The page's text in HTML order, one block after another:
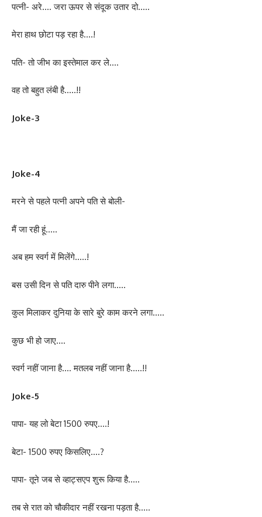
पत्नी- अरे…. जरा ऊपर से संदूक उतार दो…..
मेरा हाथ छोटा पड़ रहा है….!
पति- तो जीभ का इस्तेमाल कर ले….
वह तो बहुत लंबी है…..!!
Joke-3
Joke-4
मरने से पहले पत्नी अपने पति से बोली-
मैं जा रही हूं…..
अब हम स्वर्ग में मिलेंगे…..!
बस उसी दिन से पति दारु पीने लगा…..
कुल मिलाकर दुनिया के सारे बुरे काम करने लगा…..
कुछ भी हो जाए….
स्वर्ग नहीं जाना है…. मतलब नहीं जाना है…..!!
Joke-5
पापा- यह लो बेटा 1500 रुपए….!
बेटा- 1500 रुपए किसलिए….?
पापा- तूने जब से व्हाट्सएप शुरू किया है…..
तब से रात को चौकीदार नहीं रखना पड़ता है…..